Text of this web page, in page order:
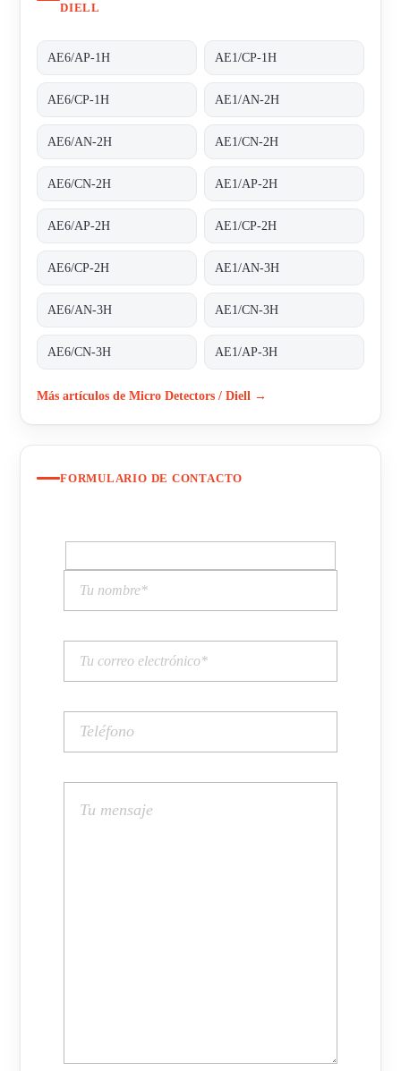
DIELL
AE6/AP-1H AE1/CP-1H
AE6/CP-1H AE1/AN-2H
AE6/AN-2H AE1/CN-2H
AE6/CN-2H AE1/AP-2H
AE6/AP-2H AE1/CP-2H
AE6/CP-2H AE1/AN-3H
AE6/AN-3H AE1/CN-3H
AE6/CN-3H AE1/AP-3H
Más artículos de Micro Detectors / Diell →
FORMULARIO DE CONTACTO